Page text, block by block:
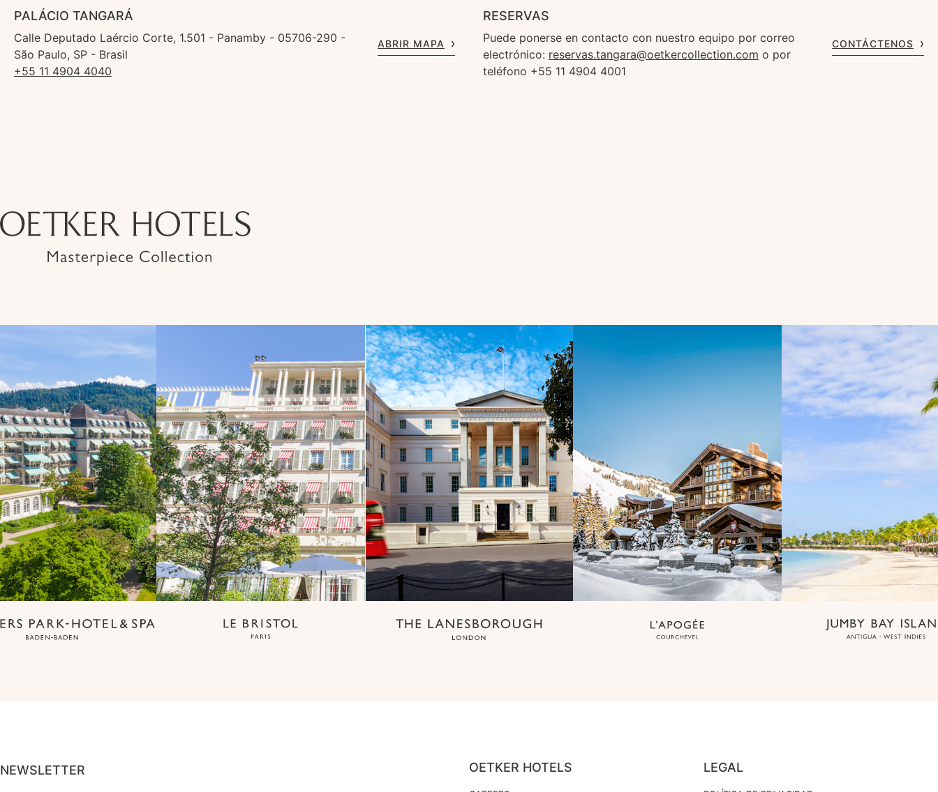
PALÁCIO TANGARÁ
Calle Deputado Laércio Corte, 1.501 - Panamby - 05706-290 -
São Paulo, SP - Brasil
+55 11 4904 4040
ABRIR MAPA
RESERVAS
Puede ponerse en contacto con nuestro equipo por correo
electrónico: reservas.tangara@oetkercollection.com o por
teléfono +55 11 4904 4001
CONTÁCTENOS
NEWSLETTER OETKER HOTELS LEGAL